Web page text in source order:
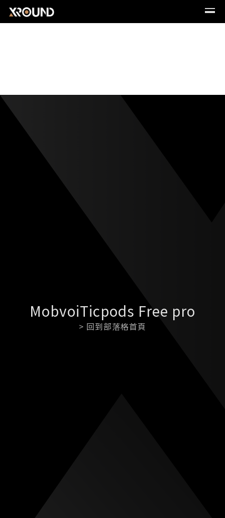
MobvoiTicpods Free pro
> 回到部落格首頁